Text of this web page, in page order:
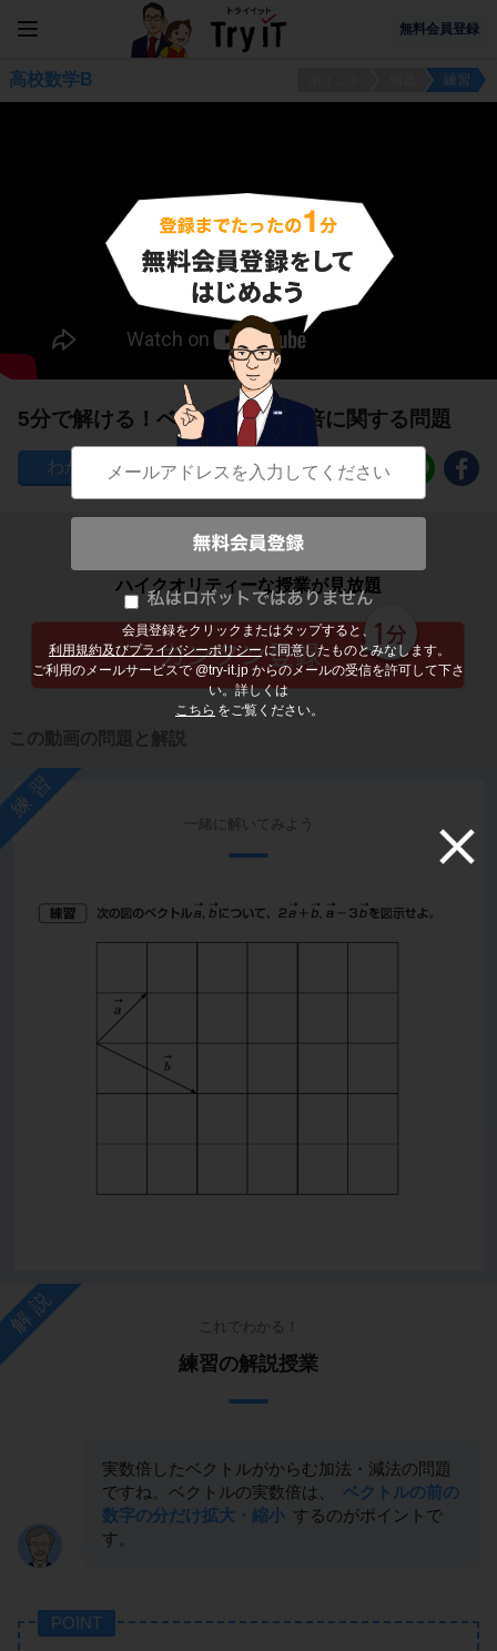
無料会員登録
会員登録をクリックまたはタップすると、
利用規約及びプライバシーポリシー に同意したものとみなします。
ご利用のメールサービスで @try-it.jp からのメールの受信を許可して下さ
い。詳しくは
こちら をご覧ください。
高校数学B 練習
5分で解ける！ベクトルの実数倍に関する問題
49
子どもの勉強から大人の学び直しまで
ハイクオリティーな授業が見放題
この動画の問題と解説
練習
一緒に解いてみよう
解説 これでわかる！
練習の解説授業
実数倍したベクトルがからむ加法・減法の問題
ですね。ベクトルの実数倍は、
ベクトルの前の
数字の分だけ拡大・縮小 するのがポイントで
す。
POINT